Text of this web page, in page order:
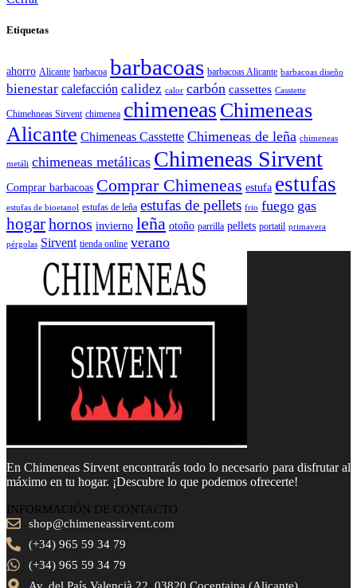
Etiquetas
ahorro Alicante barbacoa barbacoas barbacoas Alicante barbacoas diseño
bienestar calefacción calidez calor carbón cassettes Casstette
Chimehneas Sirvent chimenea chimeneas Chimeneas
Alicante Chimeneas Casstette Chimeneas de leña chimeneas
metáli chimeneas metálicas Chimeneas Sirvent
Comprar barbacoas Comprar Chimeneas estufa estufas
estufas de bioetanol estufas de leña estufas de pellets frio fuego gas
hogarhornos invierno leña otoño parrilla pellets portatil primavera
pérgolas Sirvent tienda online verano
En Chimeneas Sirvent encontrarás todo lo necesario para disfrutar al
máximo en tu hogar. ¡Descubre lo que podemos ofrecerte!
INFORMACIÓN DE CONTACTO
shop@chimeneassirvent.com
(+34) 965 59 34 79
(+34) 965 59 34 79